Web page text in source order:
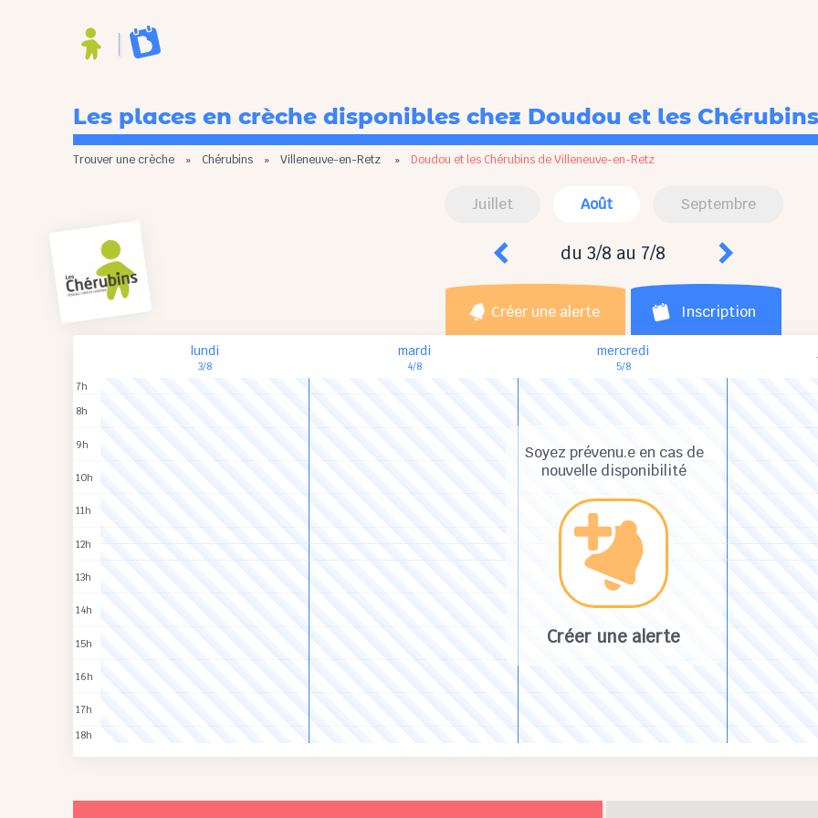
Les places en crèche disponibles chez Doudou et les
Trouver une crèche » Chérubins » Villeneuve-en-Retz » Doudou et les Chérubins de Villeneuve-en-Retz
Juillet Août Septembre
du 3/8 au 7/8
Créer une alerte Inscription
Soyez prévenu.e en cas de
nouvelle disponibilité
Créer une alerte
lundi
3/8
mardi
4/8
mercredi
5/8
7h
8h
9h
10h
11h
12h
13h
14h
15h
16h
17h
18h